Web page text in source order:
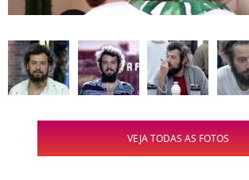
VEJA TODAS AS FOTOS